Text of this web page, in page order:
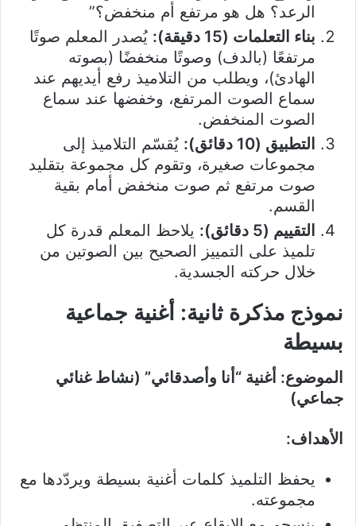
الرعد؟ هل هو مرتفع أم منخفض؟”
بناء التعلمات (15 دقيقة):
يُصدر المعلم صوتًا
مرتفعًا (بالدف) وصوتًا منخفضًا (بصوته
الهادئ)، ويطلب من التلاميذ رفع أيديهم عند
سماع الصوت المرتفع، وخفضها عند سماع
الصوت المنخفض.
التطبيق (10 دقائق):
يُقسّم التلاميذ إلى
مجموعات صغيرة، وتقوم كل مجموعة بتقليد
صوت مرتفع ثم صوت منخفض أمام بقية
القسم.
التقييم (5 دقائق):
يلاحظ المعلم قدرة كل
تلميذ على التمييز الصحيح بين الصوتين من
خلال حركته الجسدية.
نموذج مذكرة ثانية: أغنية جماعية
بسيطة
الموضوع: أغنية “أنا وأصدقائي” (نشاط غنائي
جماعي)
الأهداف:
يحفظ التلميذ كلمات أغنية بسيطة ويردّدها مع
مجموعته.